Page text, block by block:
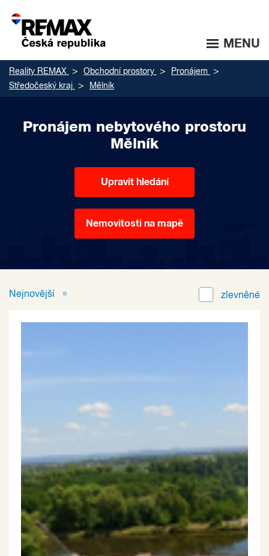
MENU
Reality REMAX Obchodní prostory
Pronájem
Středočeský kraj
Mělník
Pronájem nebytového prostoru
Mělník
Upravit hledání
Nemovitosti na mapě
Nejnovější zlevněné